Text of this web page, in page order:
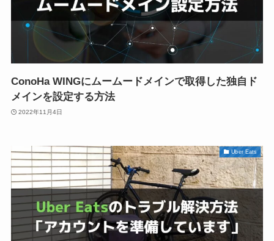
ConoHa WINGにムームードメインで取得した独自ド
メインを設定する方法
2022年11月4日
Uber Eats